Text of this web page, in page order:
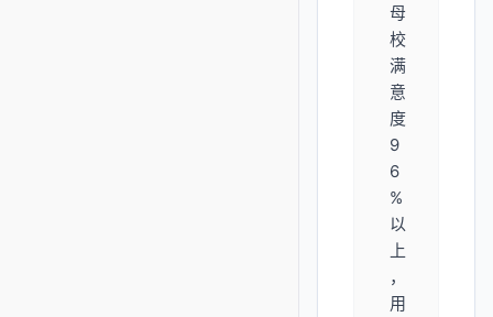
母
校
满
意
度
9
6
%
以
上
，
用